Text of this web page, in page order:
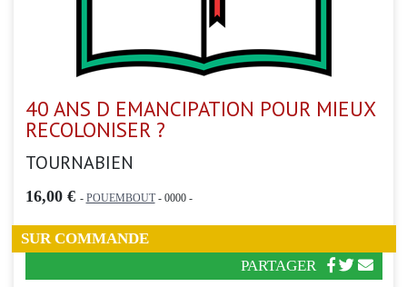
40 ANS D EMANCIPATION POUR MIEUX
RECOLONISER ?
TOURNABIEN
16,00 € - POUEMBOUT- 0000 -
SUR COMMANDE
PARTAGER